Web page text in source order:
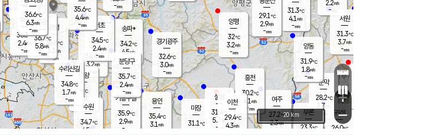
문막
28.2℃
3.7m/s
mm
부론
23.3℃
과천
34.4℃
3.2m/s
- mm
31.3℃
4.1 m/s
-mm
용인
35.4℃
3.1 m/s
여주
27.2℃
2.3m/s
양동
31.9℃
1.8m/s
-mm
경기광주
32.6℃
3.0m/s
-mm
흥천
30.2℃
4.1 m/s
-mm
마장
31.1℃
의왕
- ℃
m/s
mm
-m/s
mm
설봉
31.4℃
5.7 m/s
- mm
광명
35.8 ℃
3.3 m/s
-mm
부천
36.3℃
2.4m/s
-mm
구로
36.7℃
5.8m/s
-mm
-mm
송파*
34.2℃
4.5m/s
-mm
서초
34.5℃
2.4m/s
-mm
기흥구갈
35.9℃
2.9m/s
-
수리산길
34.8℃
1.7m/s
-mm
분당구
35.7℃
2.4m/s
-mm
2.2m/s
- mm
귀래
26.0℃
서원
31.3℃
3.7m/s
-mm
29.1℃
2.9m/s
-mm
36.6℃
6.3m/s
-mm
이천
29.4℃
4.3m/s
양평
32℃
3.2m/s
-mm
수원
34.7℃
4.5 m/s
35.6℃
4.4m/s
-mm
+
−
20 km